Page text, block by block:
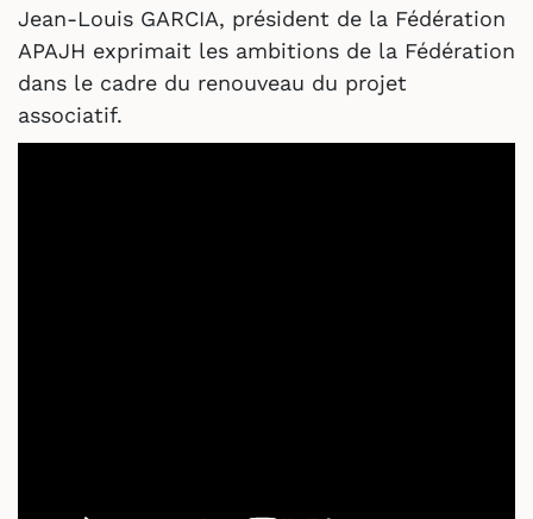
Jean-Louis GARCIA, président de la Fédération
APAJH exprimait les ambitions de la Fédération
dans le cadre du renouveau du projet
associatif.